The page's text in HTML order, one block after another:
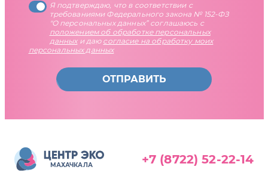
Я подтверждаю, что в соответствии с
требованиями Федерального закона № 152-ФЗ
"О персональных данных” соглашаюсь с
положением об обработке персональных
данныхи даю согласие на обработку моих
персональных данных
ОТПРАВИТЬ
МАХАЧКАЛА +7 (8722) 52-22-14